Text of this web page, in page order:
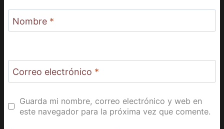
Nombre *
Correo electrónico *
Guarda mi nombre, correo electrónico y web en
este navegador para la próxima vez que comente.